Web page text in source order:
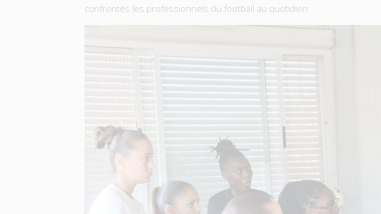
confrontés les professionnels du football au quotidien.